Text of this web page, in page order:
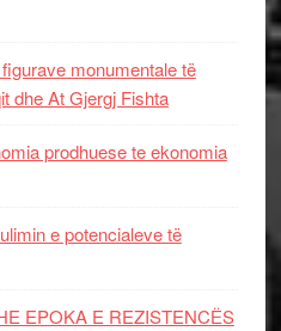
monumentale të
dhe At Gjergj Fishta
prodhuese te ekonomia
e potencialeve të
EPOKA E REZISTENCЁS